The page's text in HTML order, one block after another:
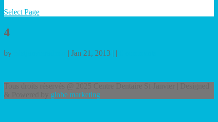
Select Page
4
by | Jan 21, 2013 | |
globe marketing